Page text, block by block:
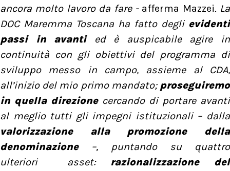
ancora molto lavoro da fare - afferma Mazzei. La
DOC Maremma Toscana ha fatto degli evidenti
passi in avantied è auspicabile agire in
continuità con gli obiettivi del programma di
sviluppo messo in campo, assieme al CDA,
all’inizio del mio primo mandato; proseguiremo
in quella direzionecercando di portare avanti
al meglio tutti gli impegni istituzionali – dalla
valorizzazione alla promozione della
denominazione–, puntando su quattro
ulteriori asset:razionalizzazione del